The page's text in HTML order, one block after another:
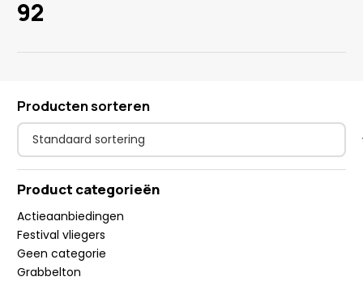
92
Producten sorteren
Product categorieën
Actieaanbiedingen
Festival vliegers
Geen categorie
Grabbelton